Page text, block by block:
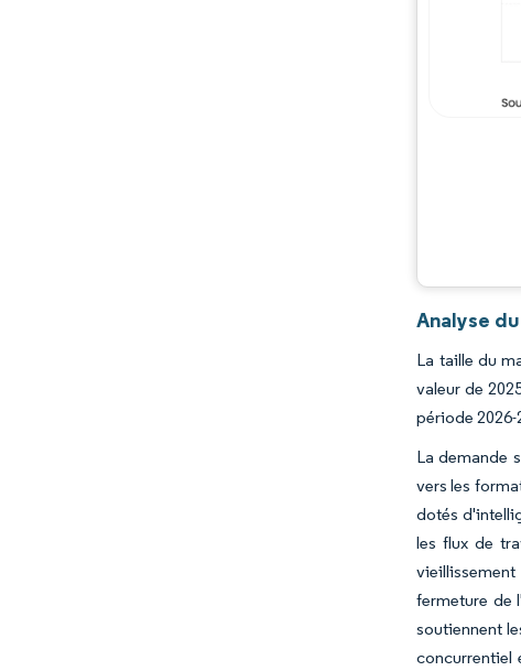
Analyse
La taille du
valeur de
période 2026-
La demande
vers les
dotés
les flux de
fermeture de
soutiennent
concurrentiel